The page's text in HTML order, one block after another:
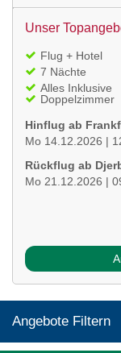
Unser
Flug + Hotel
7 Nächte
Alles Inklusive
Doppelzimmer
Hinflug ab
Mo 14.12.2026 |
Rückflug ab
Mo 21.12.2026 |
Angebote Filtern